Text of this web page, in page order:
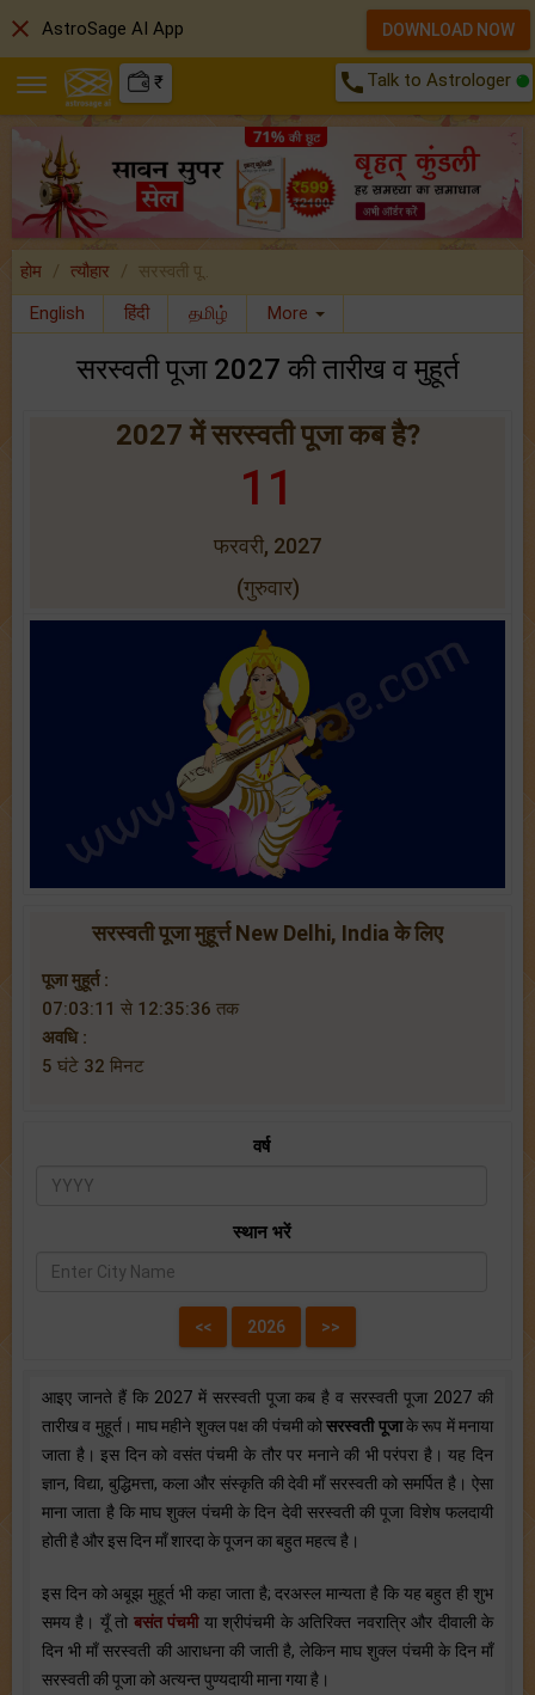
₹ call Talk to Astrologer
होम त्यौहार
सरस्वती पू..
English
हिंदी தமிழ் More
सरस्वती पूजा 2027 की तारीख व मुहूर्त
2027 में सरस्वती पूजा कब है?
11
फरवरी, 2027
(गुरुवार)
सरस्वती पूजा मुहूर्त्त New Delhi, India के लिए
पूजा मुहूर्त :
07:03:11 से 12:35:36 तक
अवधि :
5 घंटे 32 मिनट
वर्ष
स्थान भरें
आइए जानते हैं कि 2027 में सरस्वती पूजा कब है व सरस्वती पूजा 2027 की
तारीख व मुहूर्त। माघ महीने शुक्ल पक्ष की पंचमी कोसरस्वती पूजाके रूप में मनाया
जाता है। इस दिन को वसंत पंचमी के तौर पर मनाने की भी परंपरा है। यह दिन
ज्ञान, विद्या, बुद्धिमत्ता, कला और संस्कृति की देवी माँ सरस्वती को समर्पित है। ऐसा
माना जाता है कि माघ शुक्ल पंचमी के दिन देवी सरस्वती की पूजा विशेष फलदायी
होती है और इस दिन माँ शारदा के पूजन का बहुत महत्व है।
इस दिन को अबूझ मुहूर्त भी कहा जाता है; दरअस्ल मान्यता है कि यह बहुत ही शुभ
समय है। यूँ तो बसंत पंचमीया श्रीपंचमी के अतिरिक्त नवरात्रि और दीवाली के
दिन भी माँ सरस्वती की आराधना की जाती है, लेकिन माघ शुक्ल पंचमी के दिन माँ
सरस्वती की पूजा को अत्यन्त पुण्यदायी माना गया है।
close AstroSage AI App DOWNLOAD NOW